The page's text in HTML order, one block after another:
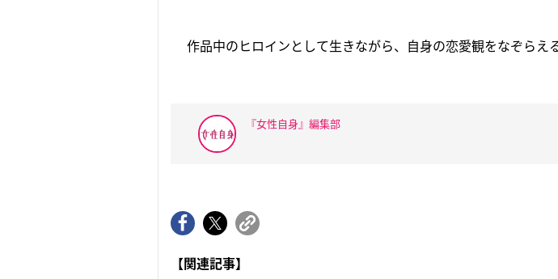
作品中のヒロインとして生きながら、自身の恋愛観をなぞらえ
『女性自身』編集部
【関連記事】